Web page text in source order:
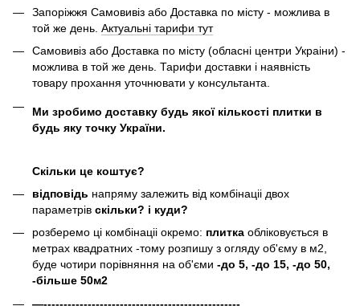
Запоріжжя Самовивіз або Доставка по місту - можлива в
той же день. Актуальні тарифи тут
Самовивіз або Доставка по місту (обласні центри Украіни) -
можлива в той же день. Тарифи доставки і наявність
товару прохання уточнювати у консультанта.
Ми зробимо доставку будь якої кількості плитки в
будь яку точку України.
Скільки це коштує?
відповідь напряму залежить від комбінаціі двох
параметрів скільки? і куди?
розберемо ці комбінаціі окремо: плитка обліковується в
метрах квадратних -тому розпишу з огляду об'єму в м2,
буде чотири порівняння на об'єми -до 5, -до 15, -до 50,
-більше 50м2
—-------------------------------------------------